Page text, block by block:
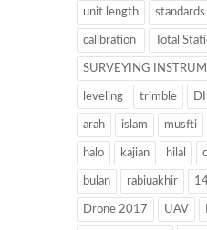
unit length standards
calibration Total
SURVEYING
leveling trimble
arah islam musfti
halo kajian hilal
bulan rabiuakhir
Drone 2017 UAV